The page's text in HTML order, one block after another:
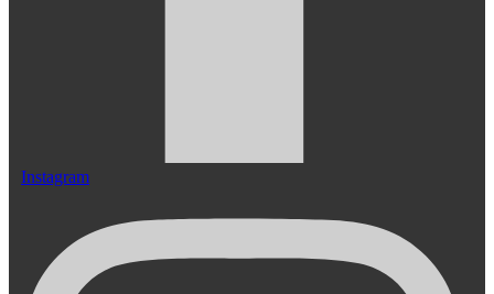
Instagram